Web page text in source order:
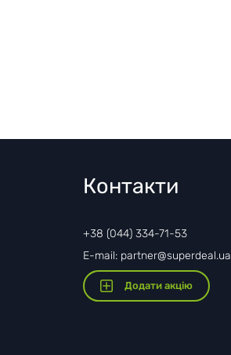
Контакти
+38 (044) 334-71-53
E-mail: partner@superdeal.ua
Додати акцію